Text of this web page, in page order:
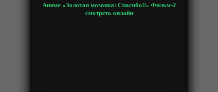
Аниме «Золотая мозаика: Спасибо!!» Фильм-2
смотреть онлайн